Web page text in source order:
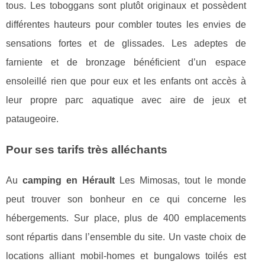
tous. Les toboggans sont plutôt originaux et possèdent
différentes hauteurs pour combler toutes les envies de
sensations fortes et de glissades. Les adeptes de
farniente et de bronzage bénéficient d’un espace
ensoleillé rien que pour eux et les enfants ont accès à
leur propre parc aquatique avec aire de jeux et
pataugeoire.
Pour ses tarifs très alléchants
Au camping en HéraultLes Mimosas, tout le monde
peut trouver son bonheur en ce qui concerne les
hébergements. Sur place, plus de 400 emplacements
sont répartis dans l’ensemble du site. Un vaste choix de
locations alliant mobil-homes et bungalows toilés est